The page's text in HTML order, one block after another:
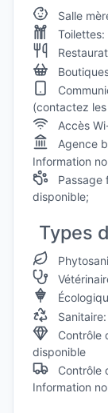
Salle
(contactez
Accès
Agence
Information
Passage
disponible;
Types
Contrôle
disponible
Contrôle
Information